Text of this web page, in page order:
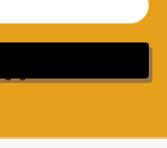
ni frais cachés